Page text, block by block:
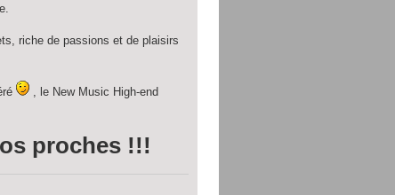
riche de passions et de plaisirs
, le New Music High-end
proches !!!